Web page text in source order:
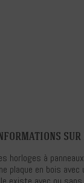
horloges à
plaque en bois